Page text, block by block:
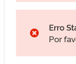
Erro
Por